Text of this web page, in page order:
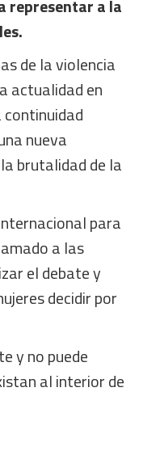
representar a la
de la violencia
actualidad en
continuidad
nueva
brutalidad de la
para
a las
el debate y
decidir por
y no puede
al interior de